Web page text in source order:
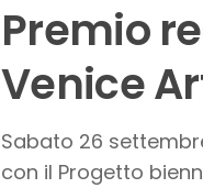
Premio
Venice
Sabato 26
con il Progetto